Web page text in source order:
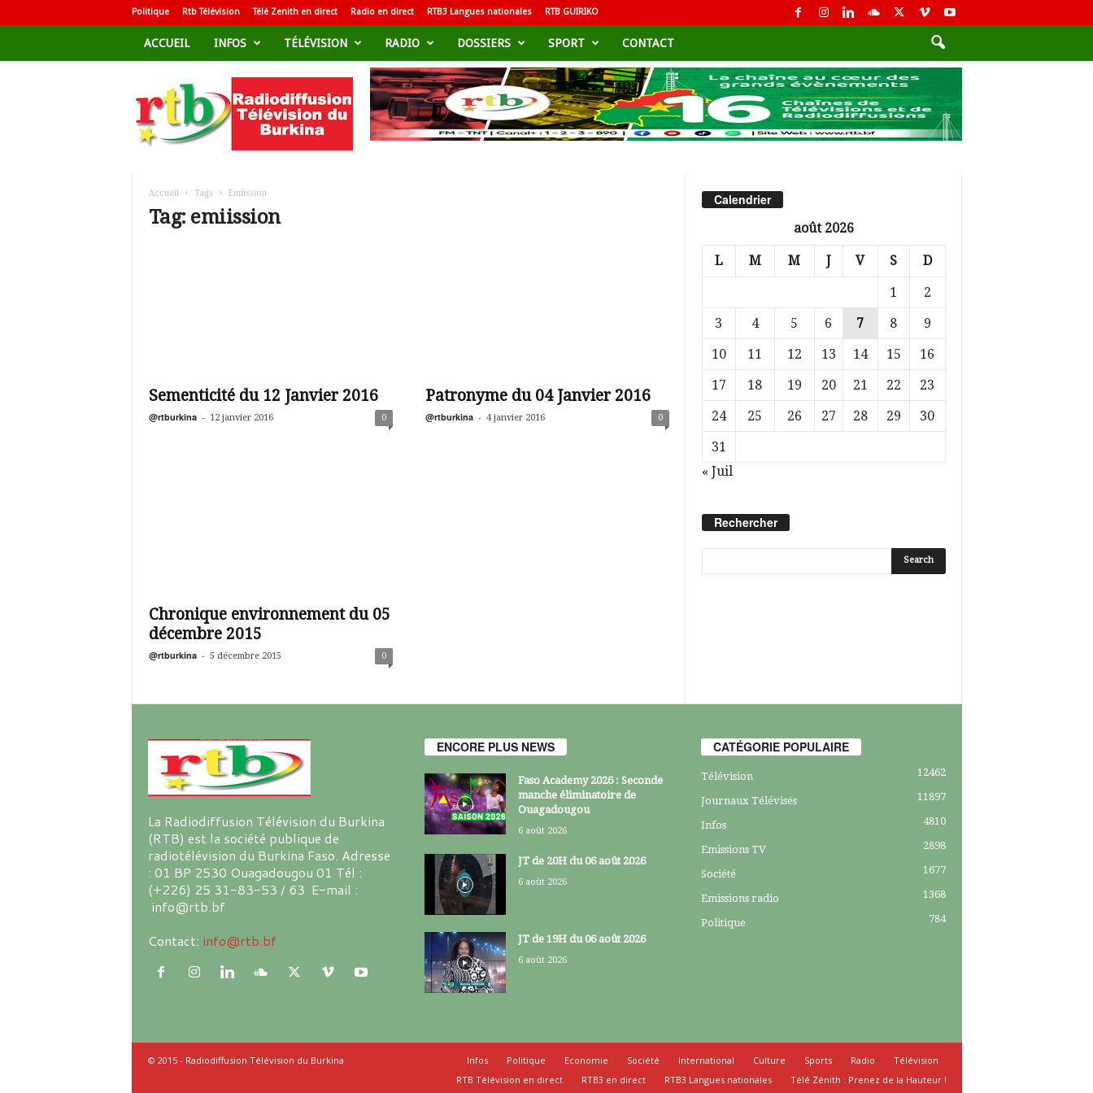
Politique Rtb Télévision Télé Zenith en direct Radio en direct RTB3 Langues nationales RTB GUIRIKO
ACCUEIL INFOS TÉLÉVISION RADIO DOSSIERS SPORT CONTACT
d
i
Accueil Tags Emiission
Tag: emiission
Sementicité du 12 Janvier 2016
@rtburkina - 12 janvier 2016 0
Patronyme du 04 Janvier 2016
@rtburkina - 4 janvier 2016 0
Chronique environnement du 05
décembre 2015
@rtburkina - 5 décembre 2015 0
Calendrier
août 2026
L M M J V S D
1
2
3
4 5 6 7 8
9
10
11 12 13 14 15
16
17
18 19 20 21 22
23
24
25 26 27 28 29
30
31
« Juil
Rechercher
La Radiodiffusion Télévision du Burkina
(RTB) est la société publique de
radiotélévision du Burkina Faso. Adresse
: 01 BP 2530 Ouagadougou 01 Tél :
(+226) 25 31-83-53 / 63 E-mail :
info@rtb.bf
Contact: info@rtb.bf
ENCORE PLUS NEWS
Faso Academy 2026 : Seconde
manche éliminatoire de
Ouagadougou
6 août 2026
JT de 20H du 06 août 2026
6 août 2026
JT de 19H du 06 août 2026
6 août 2026
CATÉGORIE POPULAIRE
Télévision 12462
Journaux Télévisés 11897
Infos 4810
Emissions TV 2898
Société 1677
Emissions radio 1368
Politique 784
Infos Politique Economie Société International Culture Sports Radio
Télévision
RTB Télévision en direct
RTB3 en direct RTB3 Langues nationales Télé Zénith : Prenez de la Hauteur !
© 2015 - Radiodiffusion Télévision du Burkina